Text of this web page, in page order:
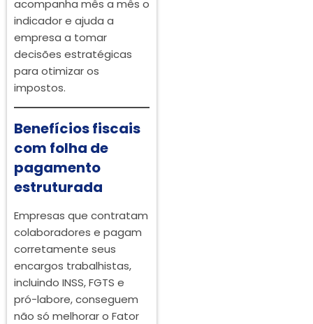
acompanha mês a mês o
indicador e ajuda a
empresa a tomar
decisões estratégicas
para otimizar os
impostos.
Benefícios fiscais
com folha de
pagamento
estruturada
Empresas que contratam
colaboradores e pagam
corretamente seus
encargos trabalhistas,
incluindo INSS, FGTS e
pró-labore, conseguem
não só melhorar o Fator